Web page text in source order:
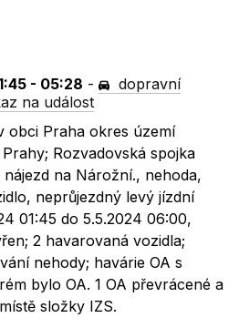
- 05:28 -
dopravní
na událost
obci Praha okres území
Rozvadovská spojka
na Nárožní., nehoda,
neprůjezdný levý jízdní
01:45 do 5.5.2024 06:00,
2 havarovaná vozidla;
nehody; havárie OA s
bylo OA. 1 OA převrácené a
složky IZS.